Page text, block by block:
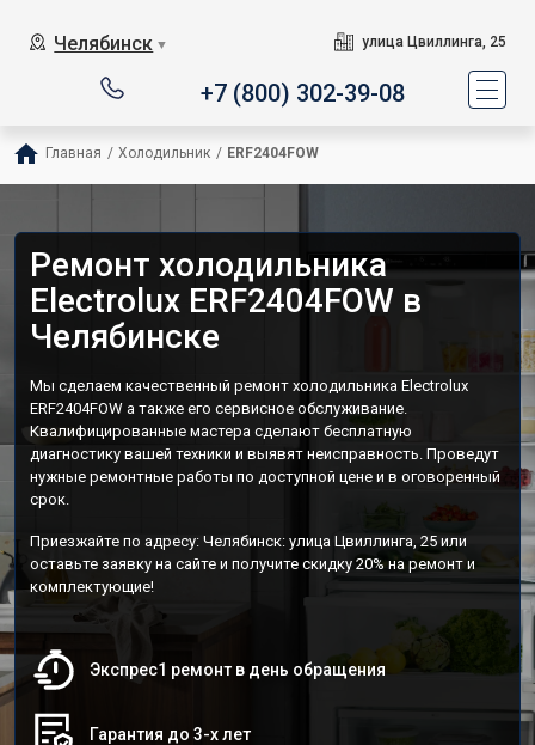
Челябинск ▼ улица Цвиллинга, 25
+7 (800) 302-39-08
Главная / Холодильник / ERF2404FOW
Ремонт холодильника
Electrolux ERF2404FOW в
Челябинске
Мы сделаем качественный ремонт холодильника Electrolux
ERF2404FOW а также его сервисное обслуживание.
Квалифицированные мастера сделают бесплатную
диагностику вашей техники и выявят неисправность. Проведут
нужные ремонтные работы по доступной цене и в оговоренный
срок.
Приезжайте по адресу: Челябинск: улица Цвиллинга, 25 или
оставьте заявку на сайте и получите скидку 20% на ремонт и
комплектующие!
Экспрес1 ремонт в день обращения
Гарантия до 3-х лет